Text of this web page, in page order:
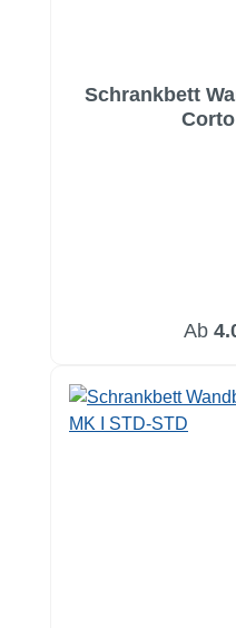
Schrankbett
Ab